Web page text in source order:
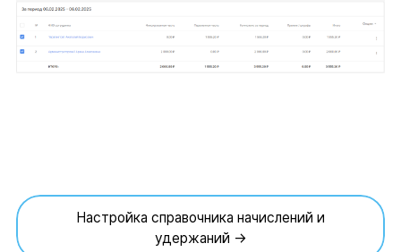
Настройка справочника начислений и
удержаний →